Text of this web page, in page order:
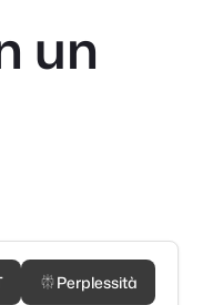
un
Perplessità